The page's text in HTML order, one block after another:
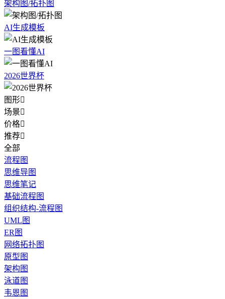
架构图/拓扑图
AI生成模板
一图看懂AI
2026世界杯
图形
场景
价格
推荐
全部
流程图
思维导图
思维笔记
基础流程图
组织结构-流程图
UML图
ER图
网络拓扑图
原型图
架构图
泳道图
韦恩图